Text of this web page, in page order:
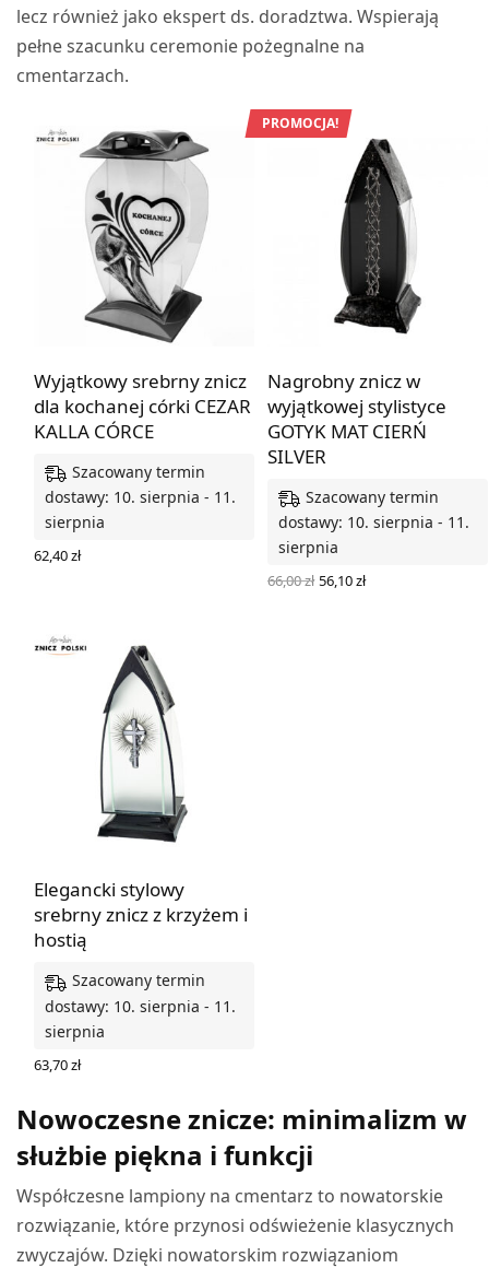
lecz również jako ekspert ds. doradztwa. Wspierają
pełne szacunku ceremonie pożegnalne na
cmentarzach.
Wyjątkowy srebrny znicz
dla kochanej córki CEZAR
KALLA CÓRCE
Szacowany termin
dostawy: 10. sierpnia - 11.
sierpnia
62,40zł
PROMOCJA!
Nagrobny znicz w
wyjątkowej stylistyce
GOTYK MAT CIERŃ
SILVER
Szacowany termin
dostawy: 10. sierpnia - 11.
sierpnia
66,00zł Pierwotna
cena
56,10złAktualna
Elegancki stylowy
srebrny znicz z krzyżem i
hostią
Szacowany termin
dostawy: 10. sierpnia - 11.
sierpnia
63,70zł
Nowoczesne znicze: minimalizm w
służbie piękna i funkcji
Współczesne lampiony na cmentarz to nowatorskie
rozwiązanie, które przynosi odświeżenie klasycznych
zwyczajów. Dzięki nowatorskim rozwiązaniom